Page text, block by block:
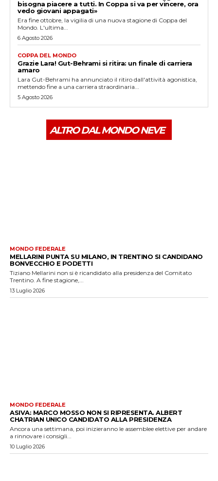
bisogna piacere a tutti. In Coppa si va per vincere, ora
vedo giovani appagati»
Era fine ottobre, la vigilia di una nuova stagione di Coppa del
Mondo. L'ultima...
6 Agosto 2026
COPPA DEL MONDO
Grazie Lara! Gut-Behrami si ritira: un finale di carriera
amaro
Lara Gut-Behrami ha annunciato il ritiro dall'attività agonistica,
mettendo fine a una carriera straordinaria...
5 Agosto 2026
ALTRO DAL MONDO NEVE
MONDO FEDERALE
MELLARINI PUNTA SU MILANO, IN TRENTINO SI CANDIDANO
BONVECCHIO E PODETTI
Tiziano Mellarini non si è ricandidato alla presidenza del Comitato
Trentino. A fine stagione,...
13 Luglio 2026
MONDO FEDERALE
ASIVA: MARCO MOSSO NON SI RIPRESENTA. ALBERT
CHATRIAN UNICO CANDIDATO ALLA PRESIDENZA
Ancora una settimana, poi inizieranno le assemblee elettive per andare
a rinnovare i consigli...
10 Luglio 2026